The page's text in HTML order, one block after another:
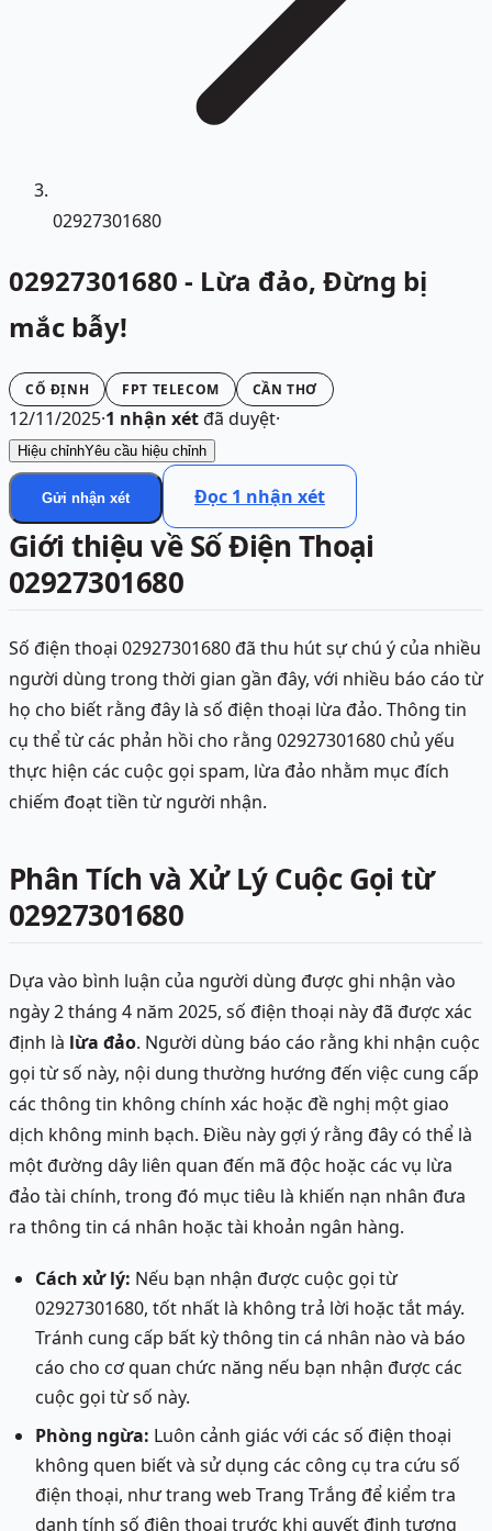
02927301680
02927301680 - Lừa đảo, Đừng bị
mắc bẫy!
CỐ ĐỊNH FPT TELECOM CẦN THƠ
12/11/2025·1 nhận xétđã duyệt·
Hiệu chỉnhYêu cầu hiệu chỉnh
Gửi nhận xét Đọc 1 nhận xét
Giới thiệu về Số Điện Thoại
02927301680
Số điện thoại 02927301680 đã thu hút sự chú ý của nhiều
người dùng trong thời gian gần đây, với nhiều báo cáo từ
họ cho biết rằng đây là số điện thoại lừa đảo. Thông tin
cụ thể từ các phản hồi cho rằng 02927301680 chủ yếu
thực hiện các cuộc gọi spam, lừa đảo nhằm mục đích
chiếm đoạt tiền từ người nhận.
Phân Tích và Xử Lý Cuộc Gọi từ
02927301680
Dựa vào bình luận của người dùng được ghi nhận vào
ngày 2 tháng 4 năm 2025, số điện thoại này đã được xác
định là lừa đảo. Người dùng báo cáo rằng khi nhận cuộc
gọi từ số này, nội dung thường hướng đến việc cung cấp
các thông tin không chính xác hoặc đề nghị một giao
dịch không minh bạch. Điều này gợi ý rằng đây có thể là
một đường dây liên quan đến mã độc hoặc các vụ lừa
đảo tài chính, trong đó mục tiêu là khiến nạn nhân đưa
ra thông tin cá nhân hoặc tài khoản ngân hàng.
Cách xử lý: Nếu bạn nhận được cuộc gọi từ
02927301680, tốt nhất là không trả lời hoặc tắt máy.
Tránh cung cấp bất kỳ thông tin cá nhân nào và báo
cáo cho cơ quan chức năng nếu bạn nhận được các
cuộc gọi từ số này.
Phòng ngừa: Luôn cảnh giác với các số điện thoại
không quen biết và sử dụng các công cụ tra cứu số
điện thoại, như trang web Trang Trắng để kiểm tra
danh tính số điện thoại trước khi quyết định tương